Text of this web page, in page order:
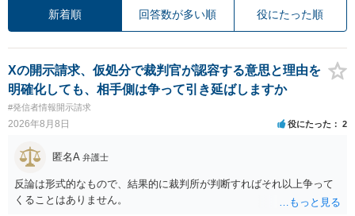
新着順 回答数が多い順 役にたった順
Xの開示請求、仮処分で裁判官が認容する意思と理由を
明確化しても、相手側は争って引き延ばしますか
#発信者情報開示請求
2026年8月8日 役にたった 2
匿名A 弁護士
反論は形式的なもので、結果的に裁判所が判断すればそれ以上争って
くることはありません。